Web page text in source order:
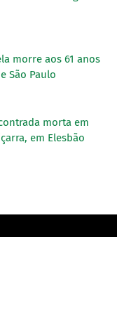
morre aos 61 anos
São Paulo
morta em
em Elesbão